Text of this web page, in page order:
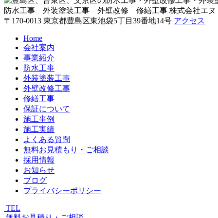
防水工事 外装塗装工事 外壁改修 修繕工事 株式会社エヌ
〒170-0013 東京都豊島区東池袋5丁目39番地14号 アクセス
Home
会社案内
事業紹介
防水工事
外装塗装工事
外壁改修工事
修繕工事
保証について
施工事例
施工実績
よくある質問
無料お見積もり・ご相談
採用情報
お知らせ
ブログ
プライバシーポリシー
TEL